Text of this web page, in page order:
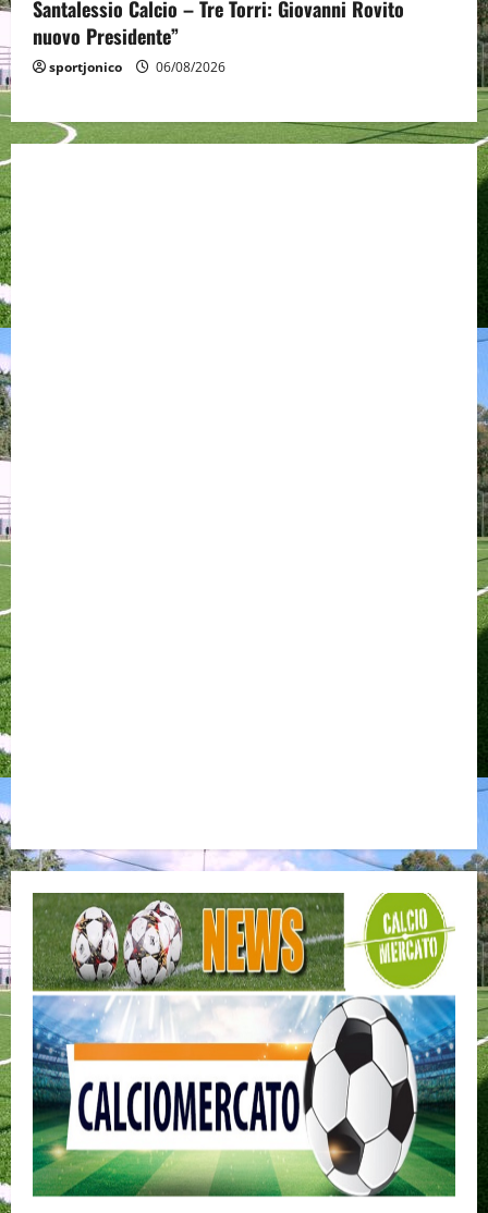
Santalessio Calcio – Tre Torri: Giovanni Rovito
nuovo Presidente”
sportjonico 06/08/2026